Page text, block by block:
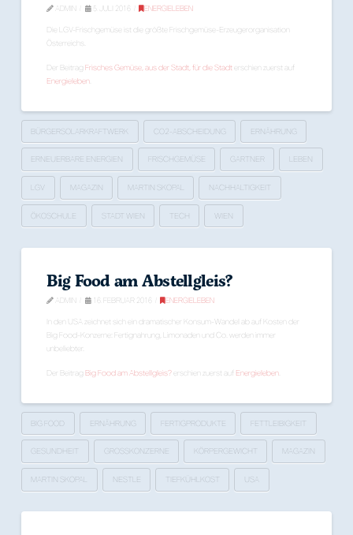
ADMIN 5. JULI 2016 ENERGIELEBEN
Die LGV-Frischgemüse ist die größte Frischgemüse-Erzeugerorganisation
Österreichs.
Der BeitragFrisches Gemüse, aus der Stadt, für die Stadterschien zuerst auf
Energieleben
BÜRGERSOLARKRAFTWERK CO2-ABSCHEIDUNG ERNÄHRUNG
ERNEUERBARE ENERGIEN FRISCHGEMÜSE GARTNER LEBEN
MAGAZIN MARTIN SKOPAL NACHHALTIGKEIT
ÖKOSCHULE STADT WIEN TECH WIEN
Big Food am Abstellgleis?
ADMIN 16. FEBRUAR 2016 ENERGIELEBEN
In den USA zeichnet sich ein dramatischer Konsum-Wandel ab auf Kosten der
Big Food-Konzerne: Fertignahrung, Limonaden und Co. werden immer
unbeliebter.
Der BeitragBig Food am Abstellgleis?erschien zuerst auf Energieleben
BIG FOOD ERNÄHRUNG FERTIGPRODUKTE FETTLEIBIGKEIT
GESUNDHEIT GROSSKONZERNE KÖRPERGEWICHT MAGAZIN
MARTIN SKOPAL NESTLE TIEFKÜHLKOST USA